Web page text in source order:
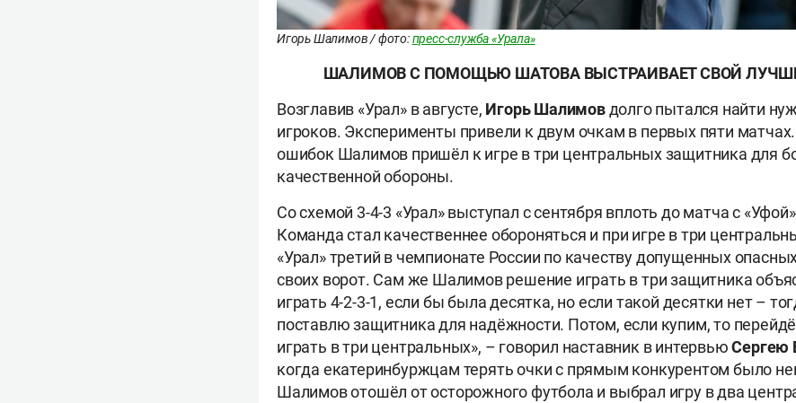
Игорь Шалимов / фото:пресс-служба «Урала»
ШАЛИМОВ С ПОМОЩЬЮ ШАТОВА ВЫСТРАИВАЕТ СВОЙ
Возглавив «Урал» в августе, Игорь Шалимовдолго пытался найти
игроков. Эксперименты привели к двум очкам в первых пяти
ошибок Шалимов пришёл к игре в три центральных защитника для
качественной обороны.
Со схемой 3-4-3 «Урал» выступал с сентября вплоть до матча с
Команда стал качественнее обороняться и при игре в три
«Урал» третий в чемпионате России по качеству допущенных
своих ворот. Сам же Шалимов решение играть в три защитника
играть 4-2-3-1, если бы была десятка, но если такой десятки нет –
поставлю защитника для надёжности. Потом, если купим, то
играть в три центральных», – говорил наставник в интервьюСергею
когда екатеринбуржцам терять очки с прямым конкурентом было
Шалимов отошёл от осторожного футбола и выбрал игру в два